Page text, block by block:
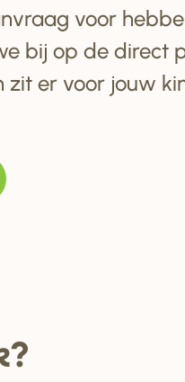
voor
bij op de direct
zit er voor jouw